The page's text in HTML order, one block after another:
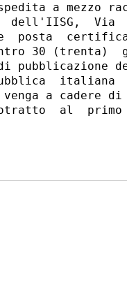
a mezzo
Via
posta
30 (trenta)
pubblicazione
italiana
a cadere
al  primo